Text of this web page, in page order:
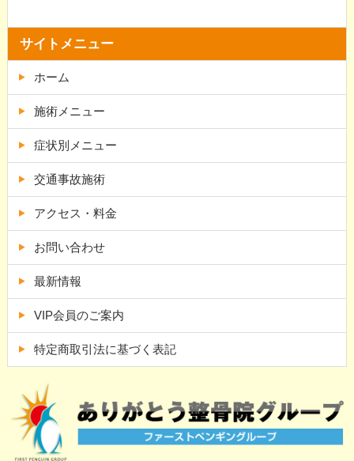
サイトメニュー
ホーム
施術メニュー
症状別メニュー
交通事故施術
アクセス・料金
お問い合わせ
最新情報
VIP会員のご案内
特定商取引法に基づく表記